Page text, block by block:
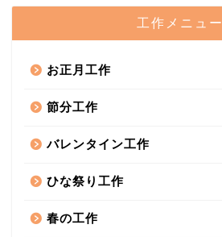
工作メニュー
お正月工作
節分工作
バレンタイン工作
ひな祭り工作
春の工作